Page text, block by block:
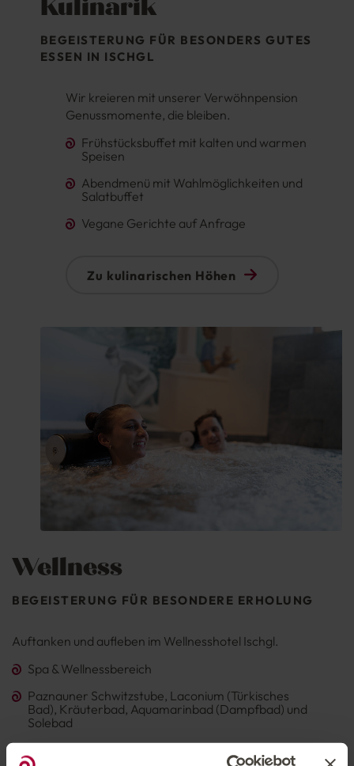
Kulinarik
BEGEISTERUNG FÜR BESONDERS GUTES
ESSEN IN ISCHGL
Wir kreieren mit unserer Verwöhnpension
Genussmomente, die bleiben.
Frühstücksbuffet mit kalten und warmen
Speisen
Abendmenü mit Wahlmöglichkeiten und
Salatbuffet
Vegane Gerichte auf Anfrage
Zu kulinarischen Höhen
Wellness
BEGEISTERUNG FÜR BESONDERE ERHOLUNG
Auftanken und aufleben im Wellnesshotel Ischgl.
Spa & Wellnessbereich
Paznauner Schwitzstube, Laconium (Türkisches
Bad), Kräuterbad, Aquamarinbad (Dampfbad) und
Solebad